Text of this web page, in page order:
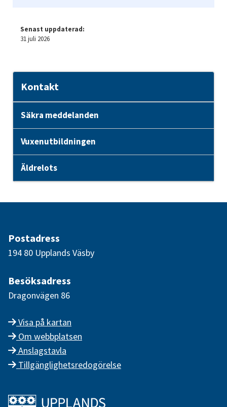
Senast uppdaterad:
31 juli 2026
Kontakt
Säkra meddelanden
Vuxenutbildningen
Äldrelots
Postadress
194 80 Upplands Väsby
Besöksadress
Dragonvägen 86
Visa på kartan
Om webbplatsen
Anslagstavla
Tillgänglighetsredogörelse